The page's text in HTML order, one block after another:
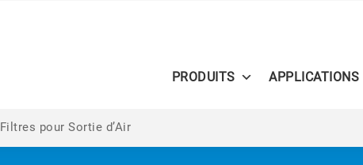
PRODUITS APPLICATIONS
Filtres pour Sortie d’Air